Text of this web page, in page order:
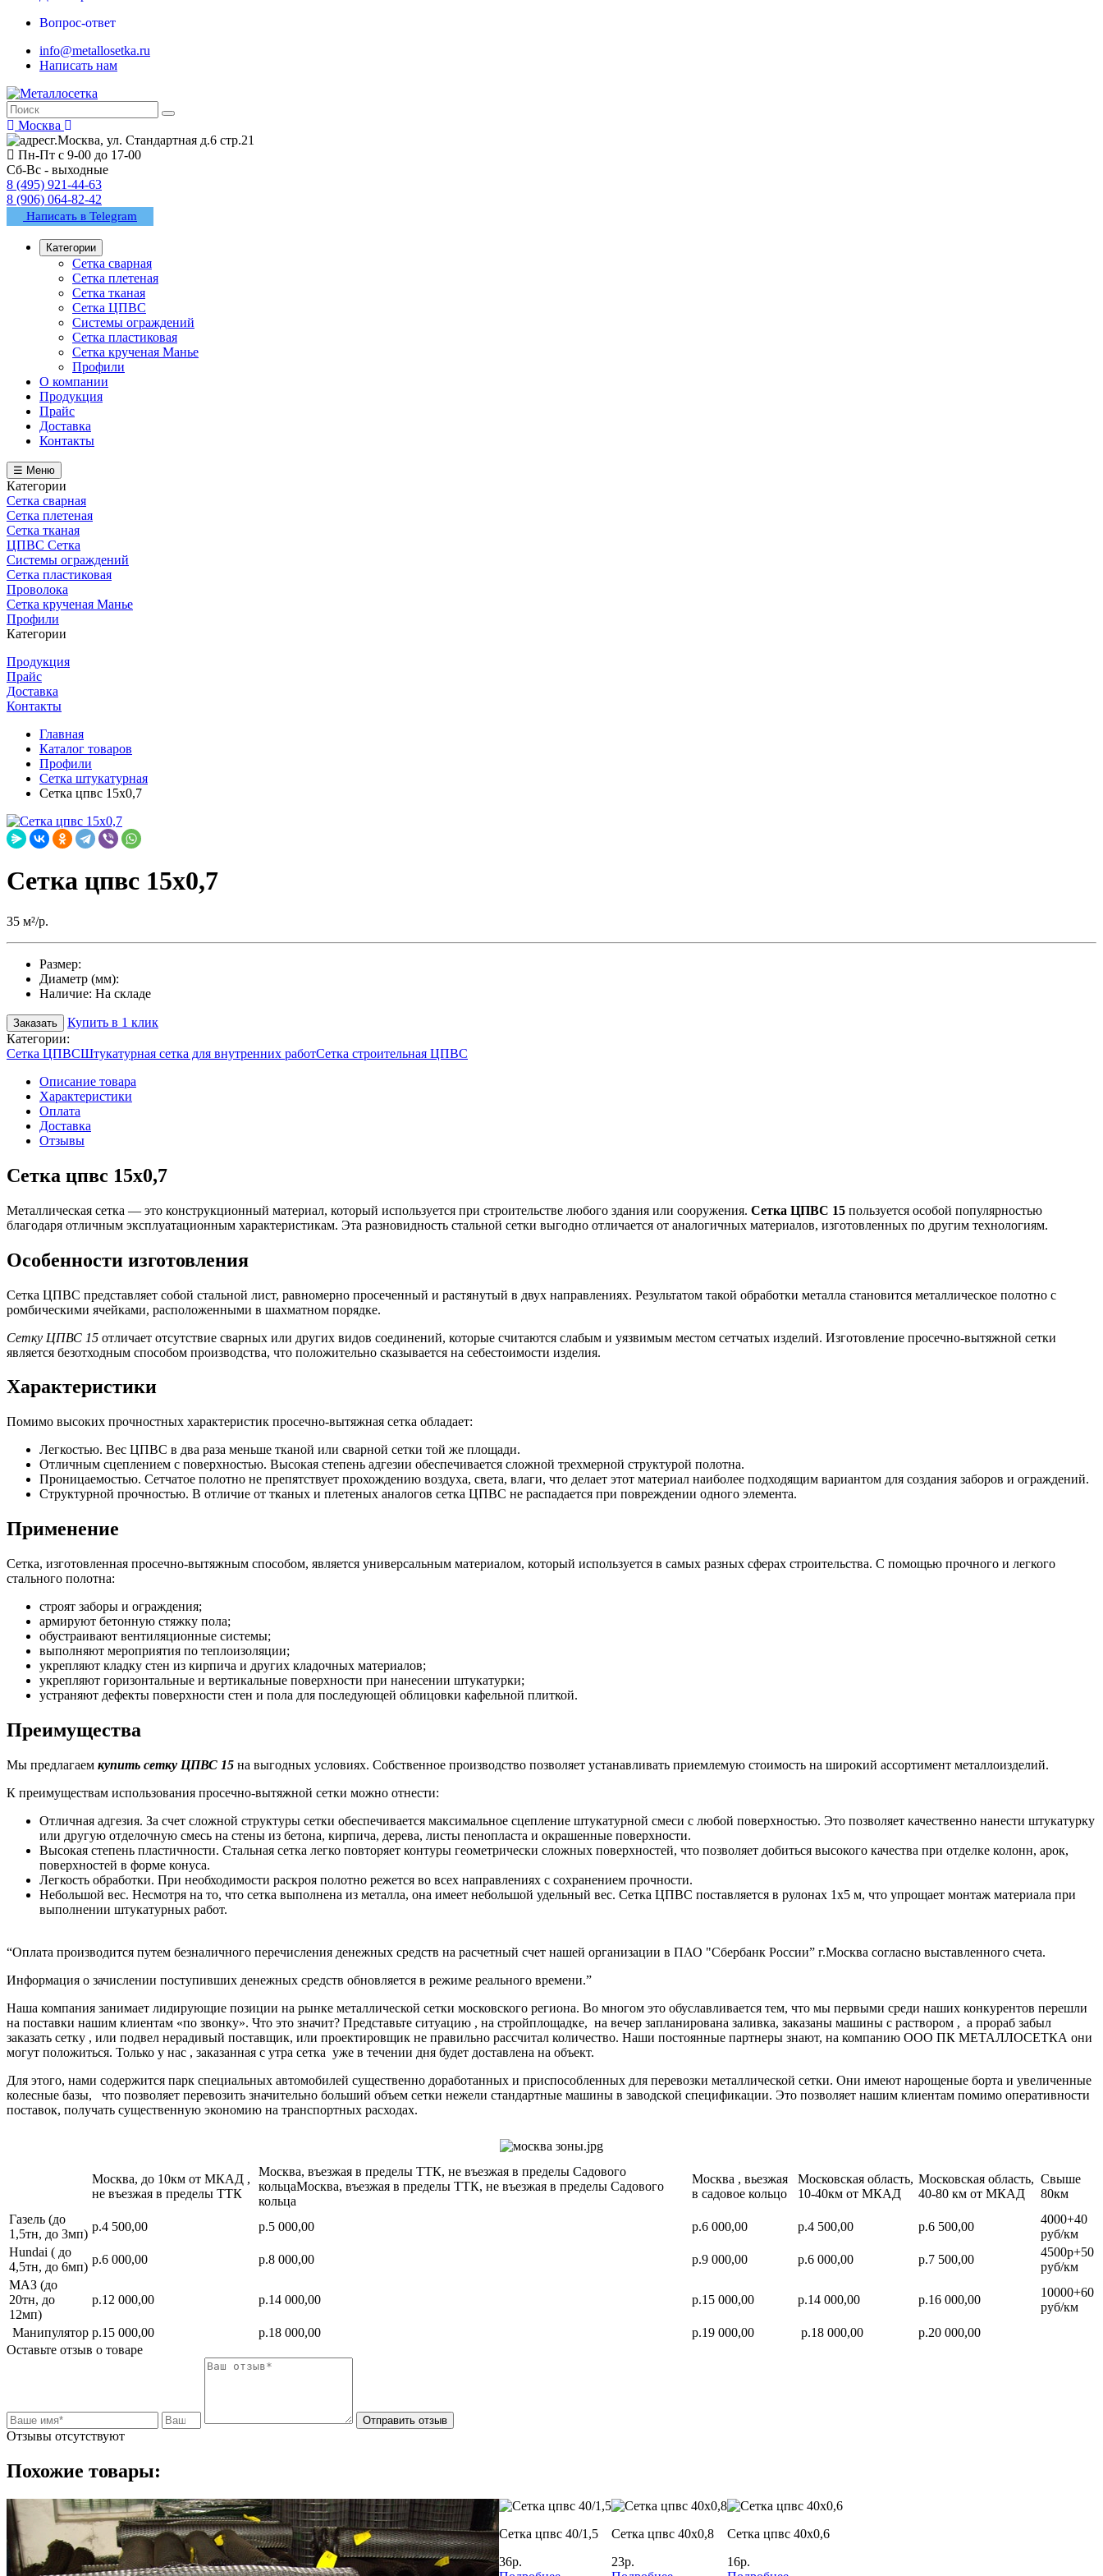
Вопрос-ответ
info@metallosetka.ru
Написать нам
Москва
г.Москва, ул. Стандартная д.6 стр.21
Пн-Пт с 9-00 до 17-00
Сб-Вс - выходные
8 (495) 921-44-63
8 (906) 064-82-42
Написать в Telegram
Категории
Сетка сварная
Сетка плетеная
Сетка тканая
Сетка ЦПВС
Системы ограждений
Сетка пластиковая
Сетка крученая Манье
Профили
О компании
Продукция
Прайс
Доставка
Контакты
☰ Меню
Категории
Сетка сварная
Сетка плетеная
Сетка тканая
ЦПВС Сетка
Системы ограждений
Сетка пластиковая
Проволока
Сетка крученая Манье
Профили
Категории
Продукция
Прайс
Доставка
Контакты
Главная
Каталог товаров
Профили
Сетка штукатурная
Сетка цпвс 15х0,7
Сетка цпвс 15х0,7
35 м²/р.
Размер:
Диаметр (мм):
Наличие: На складе
Заказать
Купить в 1 клик
Категории:
Сетка ЦПВСШтукатурная сетка для внутренних работСетка строительная ЦПВС
Описание товара
Характеристики
Оплата
Доставка
Отзывы
Сетка цпвс 15х0,7
Металлическая сетка — это конструкционный материал, который используется при строительстве любого здания или сооружения. Сетка ЦПВС 15 пользуется особой популярностью
благодаря отличным эксплуатационным характеристикам. Эта разновидность стальной сетки выгодно отличается от аналогичных материалов, изготовленных по другим технологиям.
Особенности изготовления
Сетка ЦПВС представляет собой стальной лист, равномерно просеченный и растянутый в двух направлениях. Результатом такой обработки металла становится металлическое полотно с
ромбическими ячейками, расположенными в шахматном порядке.
Сетку ЦПВС 15 отличает отсутствие сварных или других видов соединений, которые считаются слабым и уязвимым местом сетчатых изделий. Изготовление просечно-вытяжной сетки
является безотходным способом производства, что положительно сказывается на себестоимости изделия.
Характеристики
Помимо высоких прочностных характеристик просечно-вытяжная сетка обладает:
Легкостью. Вес ЦПВС в два раза меньше тканой или сварной сетки той же площади.
Отличным сцеплением с поверхностью. Высокая степень адгезии обеспечивается сложной трехмерной структурой полотна.
Проницаемостью. Сетчатое полотно не препятствует прохождению воздуха, света, влаги, что делает этот материал наиболее подходящим вариантом для создания заборов и ограждений.
Структурной прочностью. В отличие от тканых и плетеных аналогов сетка ЦПВС не распадается при повреждении одного элемента.
Применение
Сетка, изготовленная просечно-вытяжным способом, является универсальным материалом, который используется в самых разных сферах строительства. С помощью прочного и легкого
стального полотна:
строят заборы и ограждения;
армируют бетонную стяжку пола;
обустраивают вентиляционные системы;
выполняют мероприятия по теплоизоляции;
укрепляют кладку стен из кирпича и других кладочных материалов;
укрепляют горизонтальные и вертикальные поверхности при нанесении штукатурки;
устраняют дефекты поверхности стен и пола для последующей облицовки кафельной плиткой.
Преимущества
Мы предлагаем купить сетку ЦПВС 15 на выгодных условиях. Собственное производство позволяет устанавливать приемлемую стоимость на широкий ассортимент металлоизделий.
К преимуществам использования просечно-вытяжной сетки можно отнести:
Отличная адгезия. За счет сложной структуры сетки обеспечивается максимальное сцепление штукатурной смеси с любой поверхностью. Это позволяет качественно нанести штукатурку
или другую отделочную смесь на стены из бетона, кирпича, дерева, листы пенопласта и окрашенные поверхности.
Высокая степень пластичности. Стальная сетка легко повторяет контуры геометрически сложных поверхностей, что позволяет добиться высокого качества при отделке колонн, арок,
поверхностей в форме конуса.
Легкость обработки. При необходимости раскроя полотно режется во всех направлениях с сохранением прочности.
Небольшой вес. Несмотря на то, что сетка выполнена из металла, она имеет небольшой удельный вес. Сетка ЦПВС поставляется в рулонах 1х5 м, что упрощает монтаж материала при
выполнении штукатурных работ.
“Оплата производится путем безналичного перечисления денежных средств на расчетный счет нашей организации в ПАО "Сбербанк России” г.Москва согласно выставленного счета.
Информация о зачислении поступивших денежных средств обновляется в режиме реального времени.”
Наша компания занимает лидирующие позиции на рынке металлической сетки московского региона. Во многом это обуславливается тем, что мы первыми среди наших конкурентов перешли
на поставки нашим клиентам «по звонку». Что это значит? Представьте ситуацию , на стройплощадке, на вечер запланирована заливка, заказаны машины с раствором , а прораб забыл
заказать сетку , или подвел нерадивый поставщик, или проектировщик не правильно рассчитал количество. Наши постоянные партнеры знают, на компанию ООО ПК МЕТАЛЛОСЕТКА они
могут положиться. Только у нас , заказанная с утра сетка уже в течении дня будет доставлена на объект.
Для этого, нами содержится парк специальных автомобилей существенно доработанных и приспособленных для перевозки металлической сетки. Они имеют нарощеные борта и увеличенные
колесные базы, что позволяет перевозить значительно больший объем сетки нежели стандартные машины в заводской спецификации. Это позволяет нашим клиентам помимо оперативности
поставок, получать существенную экономию на транспортных расходах.
Москва, до 10км от МКАД ,
не въезжая в пределы ТТК
Москва, въезжая в пределы ТТК, не въезжая в пределы Садового
кольцаМосква, въезжая в пределы ТТК, не въезжая в пределы Садового
кольца
Москва , вьезжая
в садовое кольцо
Московская область,
10-40км от МКАД
Московская область,
40-80 км от МКАД
Свыше
80км
Газель (до
1,5тн, до 3мп)
р.4 500,00 р.5 000,00 р.6 000,00 р.4 500,00 р.6 500,00
4000+40
руб/км
Hundai ( до
4,5тн, до 6мп)
р.6 000,00 р.8 000,00 р.9 000,00 р.6 000,00 р.7 500,00
4500р+50
руб/км
МАЗ (до
20тн, до
12мп)
р.12 000,00 р.14 000,00 р.15 000,00 р.14 000,00 р.16 000,00
10000+60
руб/км
Манипулятор р.15 000,00 р.18 000,00 р.19 000,00 р.18 000,00
р.20 000,00
Оставьте отзыв о товаре
Отправить отзыв
Отзывы отсутствуют
Похожие товары:
Сетка цпвс 40/1,5
36р.
Сетка цпвс 40х0,8
23р.
Сетка цпвс 40х0,6
16р.